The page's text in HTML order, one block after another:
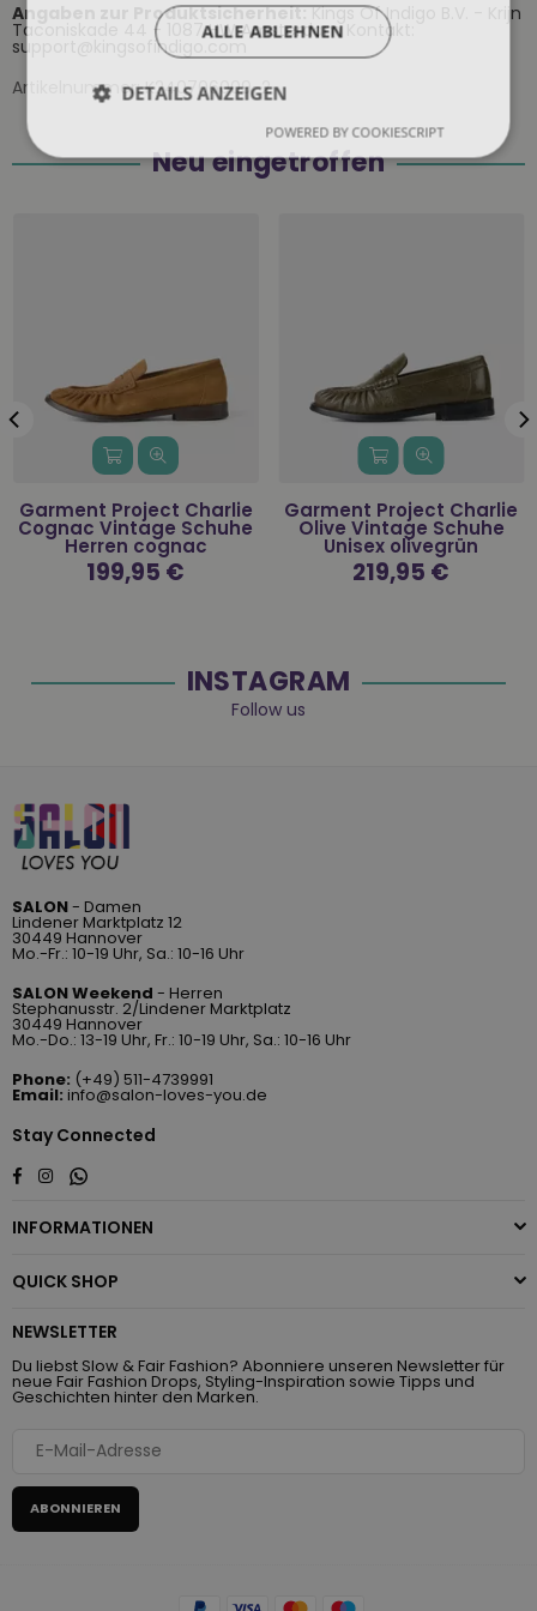
Angaben zur Produktsicherheit:Kings Of Indigo B.V. - Krijn
Taconiskade 44 - 1087 HW Amsterdam Kontakt:
support@kingsofindigo.com
Artikelnummer:K240706009-2
Neu eingetroffen
Garment Project Charlie
Cognac Vintage Schuhe
Herren cognac
Normaler
Preis
199,95 €
Garment Project Charlie
Olive Vintage Schuhe
Unisex olivegrün
Normaler
Preis
219,95 €
INSTAGRAM
Follow us
SALON- Damen
Lindener Marktplatz 12
30449 Hannover
Mo.-Fr.: 10-19 Uhr, Sa.: 10-16 Uhr
SALON Weekend - Herren
Stephanusstr. 2/Lindener Marktplatz
30449 Hannover
Mo.-Do.: 13-19 Uhr, Fr.: 10-19 Uhr, Sa.: 10-16 Uhr
Phone: (+49) 511-4739991
Email: info@salon-loves-you.de
Stay Connected
Facebook
InstagramWhatsapp
INFORMATIONEN
QUICK SHOP
NEWSLETTER
Du liebst Slow & Fair Fashion? Abonniere unseren Newsletter für
neue Fair Fashion Drops, Styling-Inspiration sowie Tipps und
Geschichten hinter den Marken.
ABONNIEREN
ALLE ABLEHNEN
DETAILS ANZEIGEN
POWERED BY COOKIESCRIPT